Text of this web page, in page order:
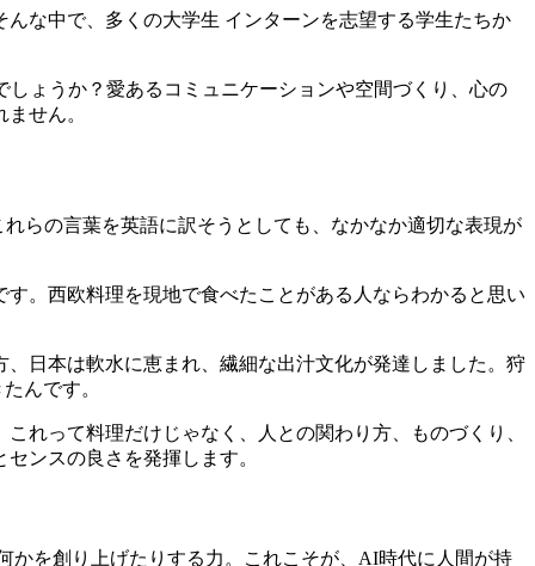
な中で、多くの大学生 インターンを志望する学生たちか
ょうか？愛あるコミュニケーションや空間づくり、心の
せん。
らの言葉を英語に訳そうとしても、なかなか適切な表現が
。西欧料理を現地で食べたことがある人ならわかると思い
日本は軟水に恵まれ、繊細な出汁文化が発達しました。狩
んです。
れって料理だけじゃなく、人との関わり方、ものづくり、
ンスの良さを発揮します。
かを創り上げたりする力。これこそが、AI時代に人間が持